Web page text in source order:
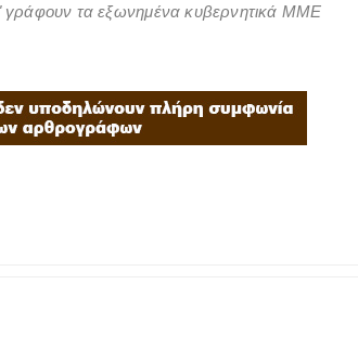
γράφουν τα εξωνημένα κυβερνητικά ΜΜΕ